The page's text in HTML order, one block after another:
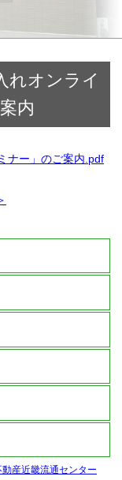
れオンライ
内
ナー」のご案内.pdf
産近畿流通センター